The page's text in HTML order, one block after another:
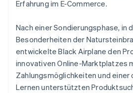
Erfahrung im E-Commerce.
Nach einer Sondierungsphase, in
Besonderheiten der
entwickelte Black Airplane den
innovativen Online-Marktplatzes
Zahlungsmöglichkeiten und einer
Lernen unterstützten